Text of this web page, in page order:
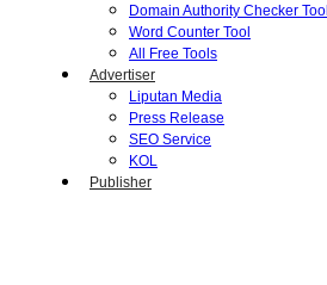
Domain Authority Checker Tool
Word Counter Tool
All Free Tools
Advertiser
Liputan Media
Press Release
SEO Service
KOL
Publisher